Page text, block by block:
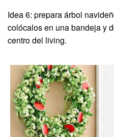
Idea 6: prepara árbol
colócalos en una bandeja y
centro del living.